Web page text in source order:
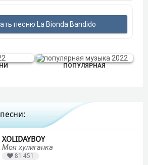
песню La Bionda Bandido
ПОПУЛЯРНАЯ
XOLIDAYBOY
Моя хулиганка
81 451